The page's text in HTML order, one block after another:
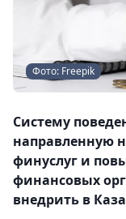
Фото: Freepik
Систему
направленную
финуслуг и
финансовых
внедрить в